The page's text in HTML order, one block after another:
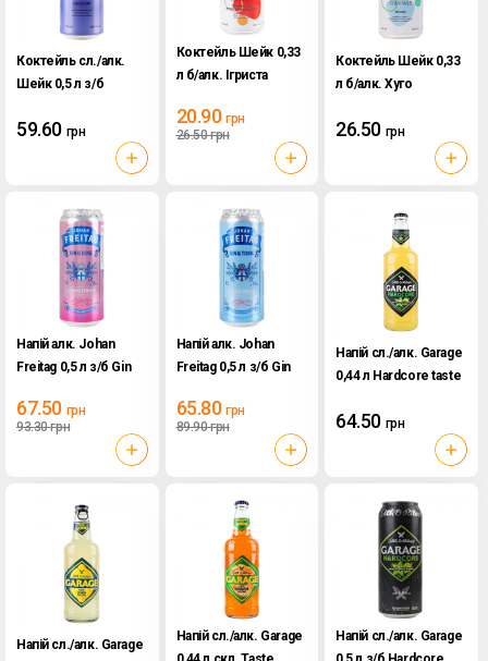
Коктейль сл./алк.
Шейк 0,5 л з/б
59.60 грн
Коктейль Шейк 0,33
л б/алк. Ігриста
20.90 грн
26.50грн
Коктейль Шейк 0,33
л б/алк. Хуго
26.50 грн
Напій алк. Johan
Freitag 0,5 л з/б Gin
67.50 грн
93.30грн
Напій алк. Johan
Freitag 0,5 л з/б Gin
65.80 грн
89.90грн
Напій сл./алк. Garage
0,44 л Hardcore taste
64.50 грн
Напій сл./алк. Garage
Напій сл./алк. Garage
Напій сл./алк. Garage